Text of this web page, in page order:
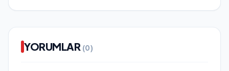
YORUMLAR (0)